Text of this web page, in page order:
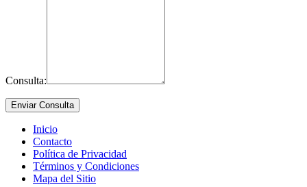
Consulta:
Inicio
Contacto
Política de Privacidad
Términos y Condiciones
Mapa del Sitio